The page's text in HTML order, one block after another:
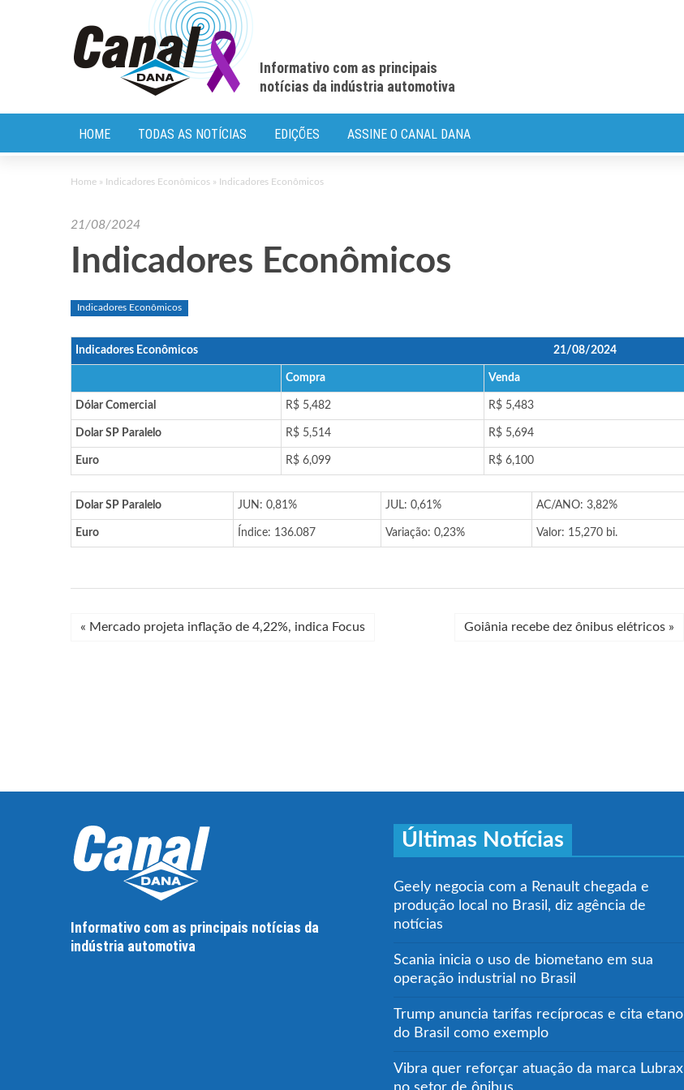
Informativo com as principais
notícias da indústria automotiva
HOME TODAS AS NOTÍCIAS EDIÇÕES ASSINE O CANAL DANA
Home » Indicadores Econômicos » Indicadores Econômicos
21/08/2024
Indicadores Econômicos
Indicadores Econômicos
Indicadores Econômicos 21/08/2024
Compra Venda
Dólar Comercial R$ 5,482 R$ 5,483
Dolar SP Paralelo R$ 5,514 R$ 5,694
Euro R$ 6,099 R$ 6,100
Dolar SP Paralelo JUN: 0,81% JUL: 0,61% AC/ANO: 3,82%
Euro Índice: 136.087 Variação: 0,23% Valor: 15,270 bi.
« Mercado projeta inflação de 4,22%, indica Focus Goiânia recebe dez ônibus elétricos »
Informativo com as principais notícias da
indústria automotiva
Últimas Notícias
Geely negocia com a Renault chegada e
produção local no Brasil, diz agência de
notícias
Scania inicia o uso de biometano em sua
operação industrial no Brasil
Trump anuncia tarifas recíprocas e cita etanol
do Brasil como exemplo
Vibra quer reforçar atuação da marca Lubrax